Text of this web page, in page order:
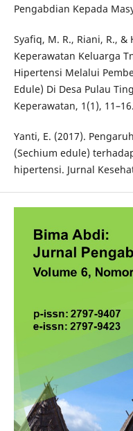
Pengabdian Kepada
Syafiq, M. R., Riani, R.,
Keperawatan Keluarga
Hipertensi Melalui
Edule) Di Desa Pulau
Keperawatan, 1(1), 11–16.
Yanti, E. (2017).
(Sechium edule)
hipertensi. Jurnal